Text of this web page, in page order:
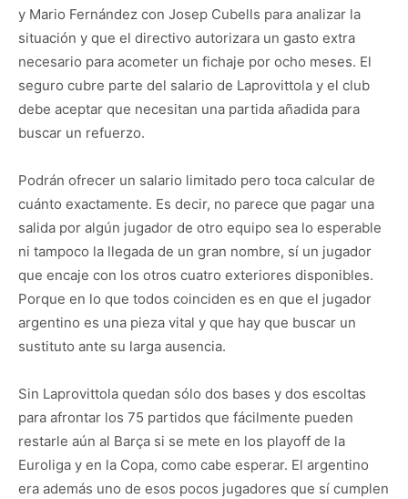
y Mario Fernández con Josep Cubells para analizar la
situación y que el directivo autorizara un gasto extra
necesario para acometer un fichaje por ocho meses. El
seguro cubre parte del salario de Laprovittola y el club
debe aceptar que necesitan una partida añadida para
buscar un refuerzo.
Podrán ofrecer un salario limitado pero toca calcular de
cuánto exactamente. Es decir, no parece que pagar una
salida por algún jugador de otro equipo sea lo esperable
ni tampoco la llegada de un gran nombre, sí un jugador
que encaje con los otros cuatro exteriores disponibles.
Porque en lo que todos coinciden es en que el jugador
argentino es una pieza vital y que hay que buscar un
sustituto ante su larga ausencia.
Sin Laprovittola quedan sólo dos bases y dos escoltas
para afrontar los 75 partidos que fácilmente pueden
restarle aún al Barça si se mete en los playoff de la
Euroliga y en la Copa, como cabe esperar. El argentino
era además uno de esos pocos jugadores que sí cumplen